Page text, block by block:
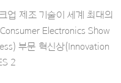
업 제조 기술이 세계 최대의
Electronics Show
부문 혁신상(Innovation
2